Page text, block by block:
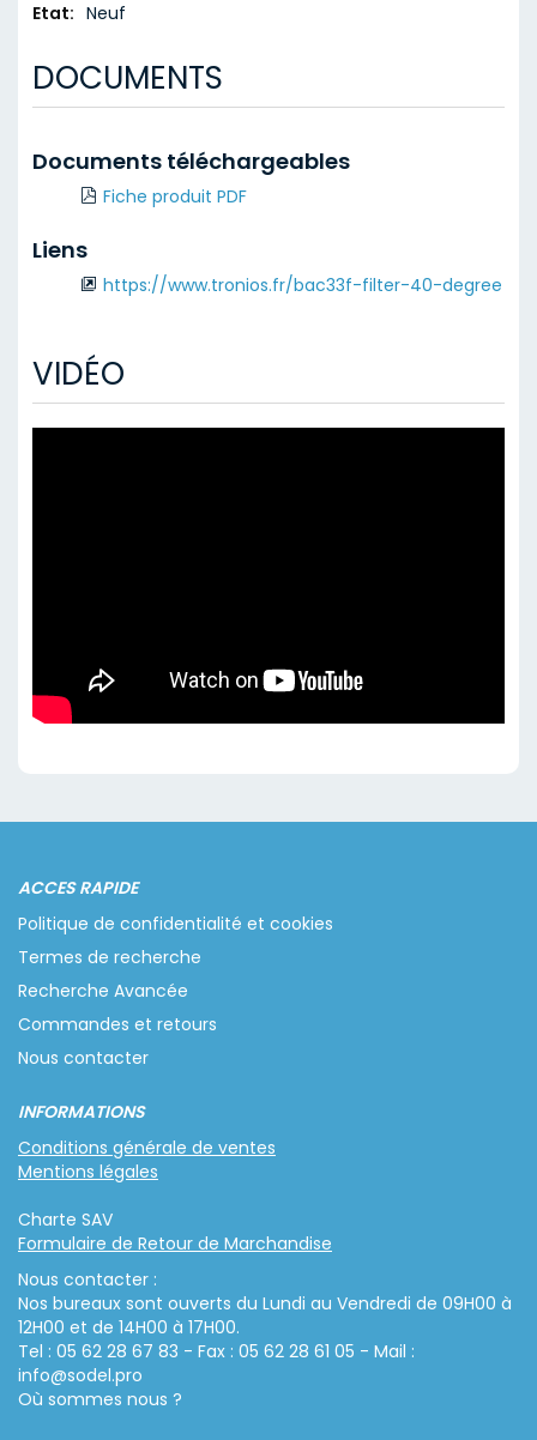
Neuf
DOCUMENTS
Documents téléchargeables
Fiche produit PDF
Liens
https://www.tronios.fr/bac33f-filter-40-degree
VIDÉO
ACCES RAPIDE
Politique de confidentialité et cookies
Termes de recherche
Recherche Avancée
Commandes et retours
Nous contacter
INFORMATIONS
Conditions générale de ventes
Mentions légales
Charte SAV
Formulaire de Retour de Marchandise
Nous contacter :
Nos bureaux sont ouverts du Lundi au Vendredi de 09H00 à
12H00 et de 14H00 à 17H00.
Tel : 05 62 28 67 83 - Fax : 05 62 28 61 05 - Mail :
info@sodel.pro
Où sommes nous ?